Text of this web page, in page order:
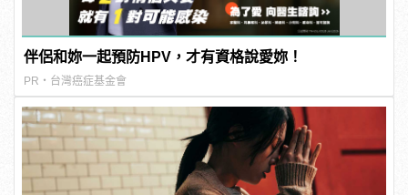
伴侶和妳一起預防HPV，才有資格說愛妳！
PR・台灣癌症基金會